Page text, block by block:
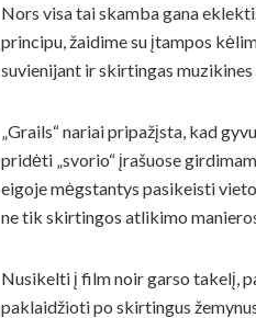
Nors visa tai skamba gana
principu, žaidime su įtampos
suvienijant ir skirtingas muzikines
„Grails“ nariai pripažįsta, kad
pridėti „svorio“ įrašuose
eigoje mėgstantys pasikeisti
ne tik skirtingos atlikimo
Nusikelti į film noir garso takelį,
paklaidžioti po skirtingus